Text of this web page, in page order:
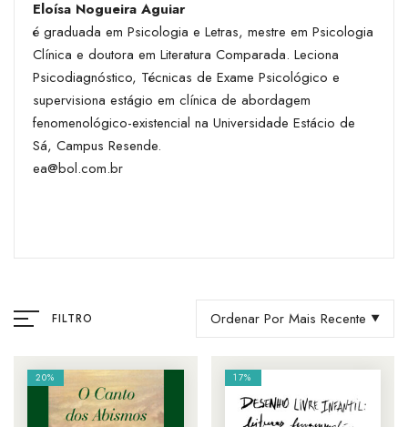
Eloísa Nogueira Aguiar
é graduada em Psicologia e Letras, mestre em Psicologia
Clínica e doutora em Literatura Comparada. Leciona
Psicodiagnóstico, Técnicas de Exame Psicológico e
supervisiona estágio em clínica de abordagem
fenomenológico-existencial na Universidade Estácio de
Sá, Campus Resende.
ea@bol.com.br
FILTRO Ordenar Por Mais Recente
20% 17%